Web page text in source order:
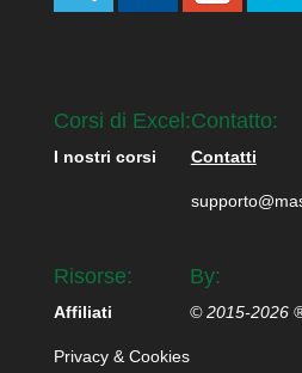
Corsi di Excel:
I nostri corsi
Contatto:
Contatti
Risorse:
Affiliati
Privacy & Cookies
By:
© 2015-2026